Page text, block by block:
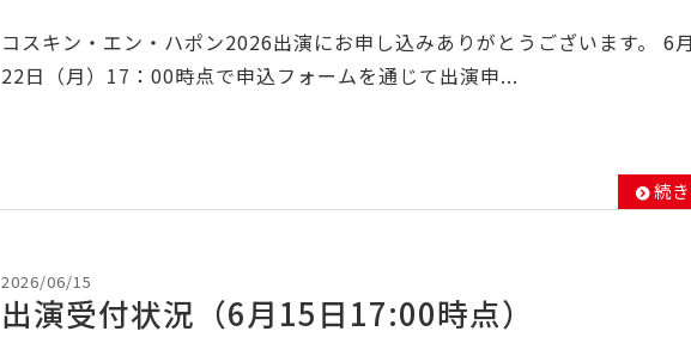
コスキン・エン・ハポン2026出演にお申し込みありがとうございます。 6月
22日（月）17：00時点で申込フォームを通じて出演申...
続
2026/06/15
出演受付状況（6月15日17:00時点）